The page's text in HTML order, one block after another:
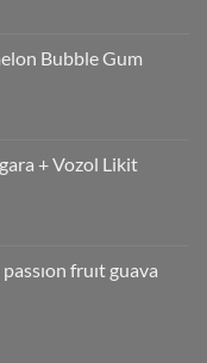
Bubble Gum
+ Vozol Likit
fruıt guava